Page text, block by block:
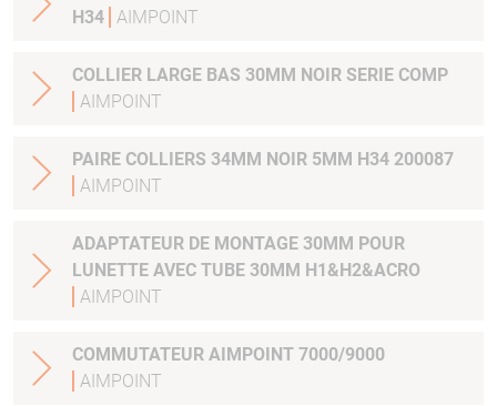
H34 AIMPOINT
COLLIER LARGE BAS 30MM NOIR SERIE COMP
AIMPOINT
PAIRE COLLIERS 34MM NOIR 5MM H34 200087
AIMPOINT
ADAPTATEUR DE MONTAGE 30MM POUR
LUNETTE AVEC TUBE 30MM H1&H2&ACRO
AIMPOINT
COMMUTATEUR AIMPOINT 7000/9000
AIMPOINT